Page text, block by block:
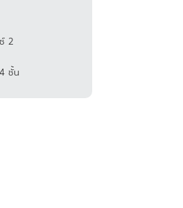
2
ชั้น